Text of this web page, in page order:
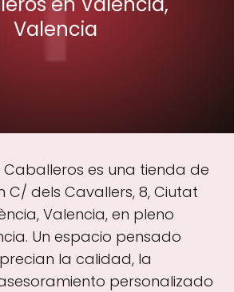
Valencia
Caballeros es una tienda de
C/ dels Cavallers, 8, Ciutat
Valencia, en pleno
Un espacio pensado
la calidad, la
personalizado